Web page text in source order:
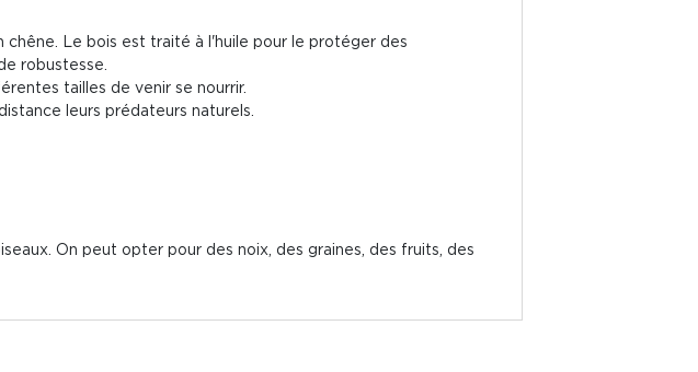
Le bois est traité à l'huile pour le protéger des
robustesse.
tailles de venir se nourrir.
leurs prédateurs naturels.
On peut opter pour des noix, des graines, des fruits, des